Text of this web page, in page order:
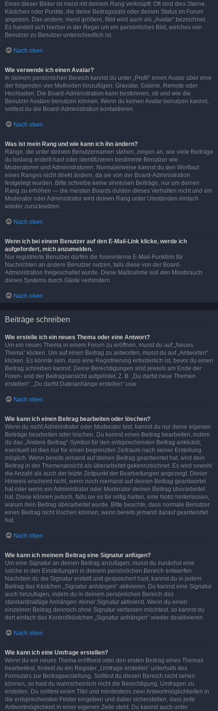
Eines dieser Bilder ist meist mit deinem Rang verknüpft: Oft sind dies Sterne,
Kästchen oder Punkte, die deine Beitragszahl oder deinen Status im Forum
angeben. Das andere, meist größere, Bild wird auch als „Avatar“ bezeichnet.
Es handelt sich hierbei in der Regel um ein persönliches Bild, welches von
Benutzer zu Benutzer unterschiedlich ist.
Nach oben
Wie verwende ich einen Avatar?
In deinem persönlichen Bereich kannst du unter „Profil“ einen Avatar über eine
der folgenden vier Methoden hinzufügen: Gravatar, Galerie, Remote oder
Hochladen. Die Board-Administration kann bestimmen, ob und wie die
Benutzer Avatare benutzen können. Wenn du keinen Avatar benutzen kannst,
solltest du die Board-Administration kontaktieren.
Nach oben
Was ist mein Rang und wie kann ich ihn ändern?
Ränge, die unter deinem Benutzernamen stehen, zeigen an, wie viele Beiträge
du bislang erstellt hast oder identifizieren bestimmte Benutzer wie
Moderatoren und Administratoren. Normalerweise kannst du den Wortlaut
eines Ranges nicht direkt ändern, da sie von der Board-Administration
festgelegt wurden. Bitte schreibe keine sinnlosen Beiträge, nur um deinen
Rang zu erhöhen — die meisten Boards dulden dieses Verhalten nicht und ein
Moderator oder Administrator wird deinen Rang unter Umständen einfach
wieder zurücksetzen.
Nach oben
Wenn ich bei einem Benutzer auf den E-Mail-Link klicke, werde ich
aufgefordert, mich anzumelden.
Nur registrierte Benutzer dürfen die foreninterne E-Mail-Funktion für
Nachrichten an andere Benutzer nutzen, falls diese von der Board-
Administration freigeschaltet wurde. Diese Maßnahme soll den Missbrauch
dieses Systems durch Gäste verhindern.
Nach oben
Beiträge schreiben
Wie erstelle ich ein neues Thema oder eine Antwort?
Um ein neues Thema in einem Forum zu eröffnen, musst du auf „Neues
Thema“ klicken. Um auf einen Beitrag zu antworten, musst du auf „Antworten“
klicken. Es könnte sein, dass eine Registrierung erforderlich ist, bevor du einen
Beitrag schreiben kannst. Deine Berechtigungen sind jeweils am Ende der
Foren- und der Beitragsansicht aufgelistet. Z. B. „Du darfst neue Themen
erstellen“, „Du darfst Dateianhänge erstellen“ usw.
Nach oben
Wie kann ich einen Beitrag bearbeiten oder löschen?
Wenn du nicht Administrator oder Moderator bist, kannst du nur deine eigenen
Beiträge bearbeiten oder löschen. Du kannst einen Beitrag bearbeiten, indem
du das „Ändere Beitrag“-Symbol für den entsprechenden Beitrag anklickst;
eventuell ist dies nur für einen begrenzten Zeitraum nach seiner Erstellung
möglich. Wenn bereits jemand auf deinen Beitrag geantwortet hat, wird dein
Beitrag in der Themenansicht als überarbeitet gekennzeichnet. Es wird sowohl
die Anzahl als auch der letzte Zeitpunkt der Bearbeitungen angezeigt. Dieser
Hinweis erscheint nicht, wenn noch niemand auf deinen Beitrag geantwortet
hat oder wenn ein Administrator oder Moderator deinen Beitrag überarbeitet
hat. Diese können jedoch, falls sie es für nötig halten, eine Notiz hinterlassen,
warum dein Beitrag überarbeitet wurde. Bitte beachte, dass normale Benutzer
einen Beitrag nicht löschen können, wenn bereits jemand darauf geantwortet
hat.
Nach oben
Wie kann ich meinem Beitrag eine Signatur anfügen?
Um eine Signatur an deinen Beitrag anzufügen, musst du zunächst eine
solche in den Einstellungen in deinem persönlichen Bereich entwerfen.
Nachdem du die Signatur erstellt und gespeichert hast, kannst du in jedem
Beitrag das Kästchen „Signatur anhängen“ aktivieren. Du kannst eine Signatur
auch hinzufügen, indem du in deinem persönlichen Bereich das
standardmäßige Anhängen deiner Signatur aktivierst. Wenn du einen
einzelnen Beitrag dennoch ohne Signatur verfassen möchtest, so kannst du
dort einfach das Kontrollkästchen „Signatur anhängen“ wieder deaktivieren.
Nach oben
Wie kann ich eine Umfrage erstellen?
Wenn du ein neues Thema eröffnest oder den ersten Beitrag eines Themas
bearbeitest, findest du ein Register „Umfrage erstellen“ unterhalb des
Formulars zur Beitragserstellung. Solltest du diesen Bereich nicht sehen
können, so hast du wahrscheinlich nicht die Berechtigung, Umfragen zu
erstellen. Du solltest einen Titel und mindestens zwei Antwortmöglichkeiten in
die entsprechenden Felder eingeben und dabei sicherstellen, dass jede
Antwortmöglichkeit in einer eigenen Zeile steht. Du kannst auch unter